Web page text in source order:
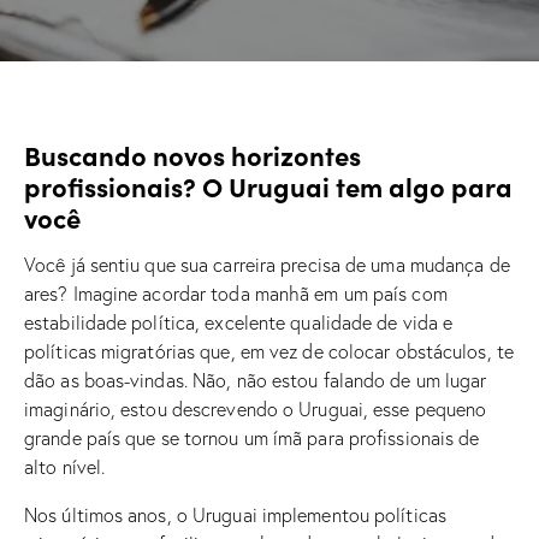
Buscando novos horizontes
profissionais? O Uruguai tem algo para
você
Você já sentiu que sua carreira precisa de uma mudança de
ares? Imagine acordar toda manhã em um país com
estabilidade política, excelente qualidade de vida e
políticas migratórias que, em vez de colocar obstáculos, te
dão as boas-vindas. Não, não estou falando de um lugar
imaginário, estou descrevendo o Uruguai, esse pequeno
grande país que se tornou um ímã para profissionais de
alto nível.
Nos últimos anos, o Uruguai implementou políticas